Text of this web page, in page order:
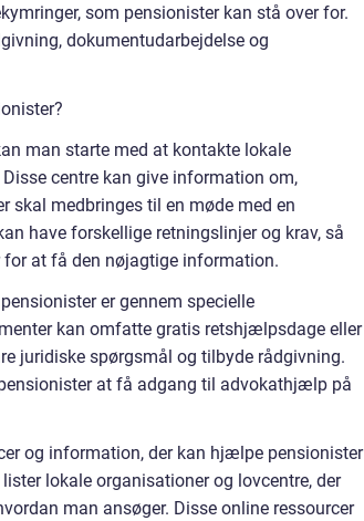
som pensionister kan stå over for.
dokumentudarbejdelse og
man starte med at kontakte lokale
centre kan give information om,
skal medbringes til en møde med en
have forskellige retningslinjer og krav, så
for at få den nøjagtige information.
er gennem specielle
kan omfatte gratis retshjælpsdage eller
juridiske spørgsmål og tilbyde rådgivning.
at få adgang til advokathjælp på
og information, der kan hjælpe pensionister
lokale organisationer og lovcentre, der
man ansøger. Disse online ressourcer